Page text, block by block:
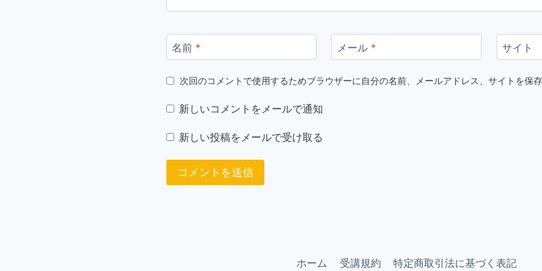
名前 * メール * サイト
次回のコメントで使用するためブラウザーに自分の名前、メールアドレス、サイトを保
新しいコメントをメールで通知
新しい投稿をメールで受け取る
ホーム 受講規約 特定商取引法に基づく表記